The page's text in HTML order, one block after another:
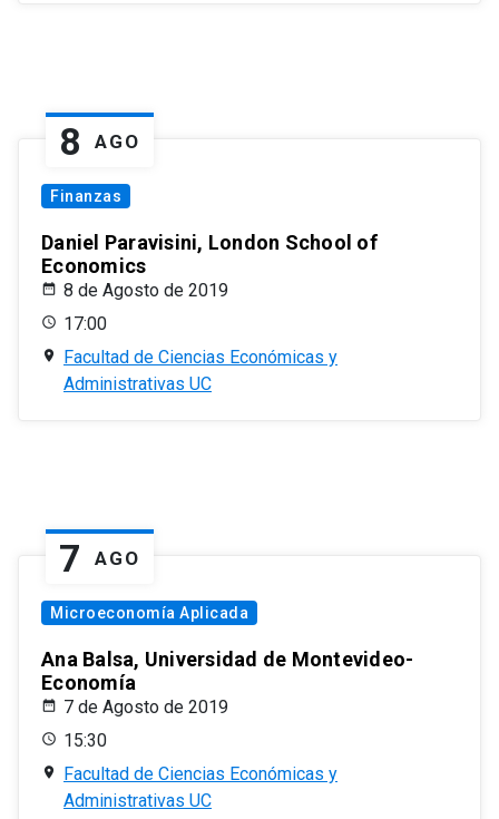
8 AGO
Finanzas
Daniel Paravisini, London School of
Economics
8 de Agosto de 2019
17:00
Facultad de Ciencias Económicas y
Administrativas UC
7 AGO
Microeconomía Aplicada
Ana Balsa, Universidad de Montevideo-
Economía
7 de Agosto de 2019
15:30
Facultad de Ciencias Económicas y
Administrativas UC